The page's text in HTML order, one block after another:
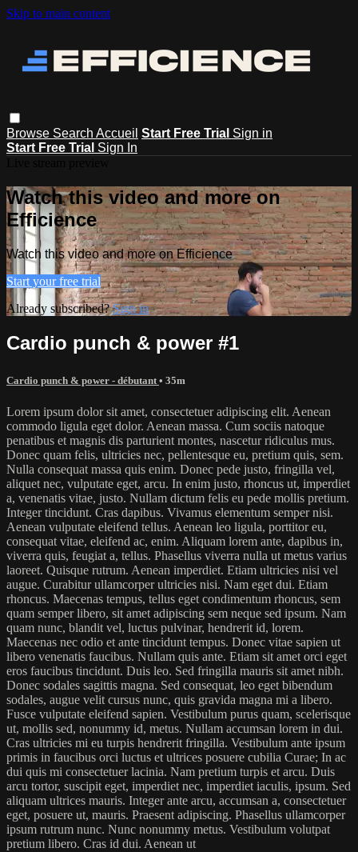
Skip to main content
Browse Search Accueil Start Free Trial Sign in
Start Free Trial Sign In
Watch this video and more on
Efficience
Watch this video and more on Efficience
Start your free trial
Already subscribed?Sign in
Cardio punch & power #1
Cardio punch & power - débutant• 35m
Lorem ipsum dolor sit amet, consectetuer adipiscing elit. Aenean
commodo ligula eget dolor. Aenean massa. Cum sociis natoque
penatibus et magnis dis parturient montes, nascetur ridiculus mus.
Donec quam felis, ultricies nec, pellentesque eu, pretium quis, sem.
Nulla consequat massa quis enim. Donec pede justo, fringilla vel,
aliquet nec, vulputate eget, arcu. In enim justo, rhoncus ut, imperdiet
a, venenatis vitae, justo. Nullam dictum felis eu pede mollis pretium.
Integer tincidunt. Cras dapibus. Vivamus elementum semper nisi.
Aenean vulputate eleifend tellus. Aenean leo ligula, porttitor eu,
consequat vitae, eleifend ac, enim. Aliquam lorem ante, dapibus in,
viverra quis, feugiat a, tellus. Phasellus viverra nulla ut metus varius
laoreet. Quisque rutrum. Aenean imperdiet. Etiam ultricies nisi vel
augue. Curabitur ullamcorper ultricies nisi. Nam eget dui. Etiam
rhoncus. Maecenas tempus, tellus eget condimentum rhoncus, sem
quam semper libero, sit amet adipiscing sem neque sed ipsum. Nam
quam nunc, blandit vel, luctus pulvinar, hendrerit id, lorem.
Maecenas nec odio et ante tincidunt tempus. Donec vitae sapien ut
libero venenatis faucibus. Nullam quis ante. Etiam sit amet orci eget
eros faucibus tincidunt. Duis leo. Sed fringilla mauris sit amet nibh.
Donec sodales sagittis magna. Sed consequat, leo eget bibendum
sodales, augue velit cursus nunc, quis gravida magna mi a libero.
Fusce vulputate eleifend sapien. Vestibulum purus quam, scelerisque
ut, mollis sed, nonummy id, metus. Nullam accumsan lorem in dui.
Cras ultricies mi eu turpis hendrerit fringilla. Vestibulum ante ipsum
primis in faucibus orci luctus et ultrices posuere cubilia Curae; In ac
dui quis mi consectetuer lacinia. Nam pretium turpis et arcu. Duis
arcu tortor, suscipit eget, imperdiet nec, imperdiet iaculis, ipsum. Sed
aliquam ultrices mauris. Integer ante arcu, accumsan a, consectetuer
eget, posuere ut, mauris. Praesent adipiscing. Phasellus ullamcorper
ipsum rutrum nunc. Nunc nonummy metus. Vestibulum volutpat
pretium libero. Cras id dui. Aenean ut